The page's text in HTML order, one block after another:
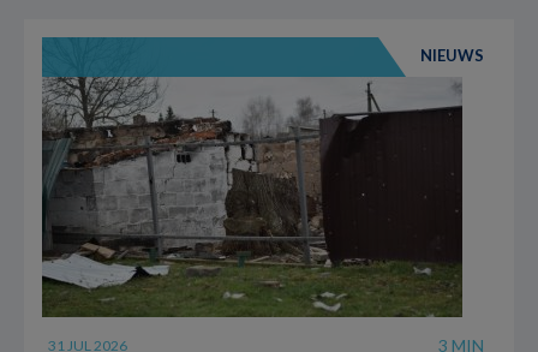
NIEUWS
31 JUL 2026 3 MIN